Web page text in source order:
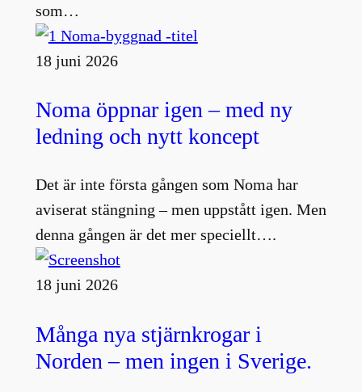
som…
18 juni 2026
Noma öppnar igen – med ny
ledning och nytt koncept
Det är inte första gången som Noma har
aviserat stängning – men uppstått igen. Men
denna gången är det mer speciellt….
18 juni 2026
Många nya stjärnkrogar i
Norden – men ingen i Sverige.